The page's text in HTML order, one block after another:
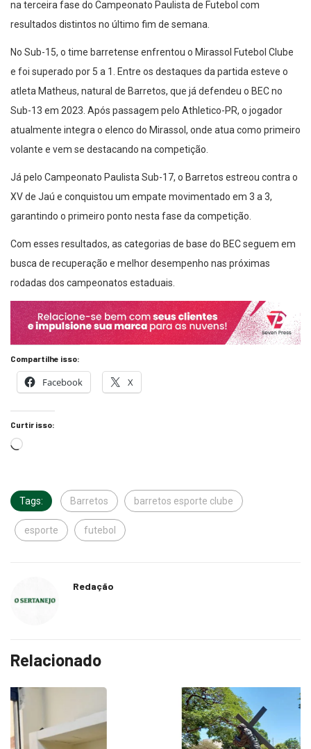
na terceira fase do Campeonato Paulista de Futebol com
resultados distintos no último fim de semana.
No Sub-15, o time barretense enfrentou o Mirassol Futebol Clube
e foi superado por 5 a 1. Entre os destaques da partida esteve o
atleta Matheus, natural de Barretos, que já defendeu o BEC no
Sub-13 em 2023. Após passagem pelo Athletico-PR, o jogador
atualmente integra o elenco do Mirassol, onde atua como primeiro
volante e vem se destacando na competição.
Já pelo Campeonato Paulista Sub-17, o Barretos estreou contra o
XV de Jaú e conquistou um empate movimentado em 3 a 3,
garantindo o primeiro ponto nesta fase da competição.
Com esses resultados, as categorias de base do BEC seguem em
busca de recuperação e melhor desempenho nas próximas
rodadas dos campeonatos estaduais.
Compartilhe isso:
Facebook X
Curtir isso:
Tags: Barretos barretos esporte clube
esporte futebol
Redação
Relacionado